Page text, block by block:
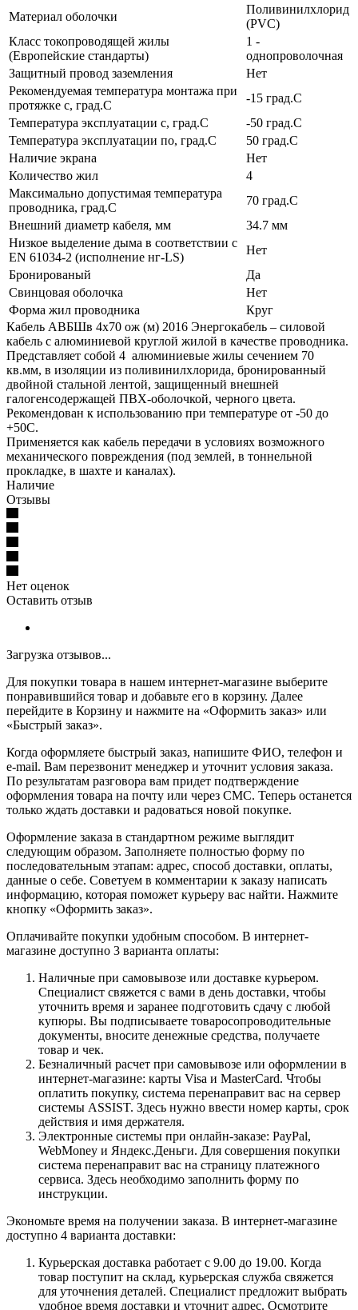
Материал оболочки
Поливинилхлорид
(PVC)
Класс токопроводящей жилы
(Европейские стандарты)
1 -
однопроволочная
Защитный провод заземления
Нет
Рекомендуемая температура монтажа при
протяжке с, град.C
-15 град.C
Температура эксплуатации с, град.C
-50 град.C
Температура эксплуатации по, град.C
50 град.C
Наличие экрана
Нет
Количество жил
4
Максимально допустимая температура
проводника, град.C
70 град.C
Внешний диаметр кабеля, мм
34.7 мм
Низкое выделение дыма в соответствии с
EN 61034-2 (исполнение нг-LS)
Нет
Бронированый
Да
Свинцовая оболочка
Нет
Форма жил проводника
Круг
Кабель АВБШв 4х70 ож (м) 2016 Энергокабель – силовой
кабель с алюминиевой круглой жилой в качестве проводника.
Представляет собой 4 алюминиевые жилы сечением 70
кв.мм, в изоляции из поливинилхлорида, бронированный
двойной стальной лентой, защищенный внешней
галогенсодержащей ПВХ-оболочкой, черного цвета.
Рекомендован к использованию при температуре от -50 до
+50С.
Применяется как кабель передачи в условиях возможного
механического повреждения (под землей, в тоннельной
прокладке, в шахте и каналах).
Наличие
Отзывы
Нет оценок
Оставить отзыв
Загрузка отзывов...
Для покупки товара в нашем интернет-магазине выберите
понравившийся товар и добавьте его в корзину. Далее
перейдите в Корзину и нажмите на «Оформить заказ» или
«Быстрый заказ».
Когда оформляете быстрый заказ, напишите ФИО, телефон и
e-mail. Вам перезвонит менеджер и уточнит условия заказа.
По результатам разговора вам придет подтверждение
оформления товара на почту или через СМС. Теперь останется
только ждать доставки и радоваться новой покупке.
Оформление заказа в стандартном режиме выглядит
следующим образом. Заполняете полностью форму по
последовательным этапам: адрес, способ доставки, оплаты,
данные о себе. Советуем в комментарии к заказу написать
информацию, которая поможет курьеру вас найти. Нажмите
кнопку «Оформить заказ».
Оплачивайте покупки удобным способом. В интернет-
магазине доступно 3 варианта оплаты:
Наличные при самовывозе или доставке курьером.
Специалист свяжется с вами в день доставки, чтобы
уточнить время и заранее подготовить сдачу с любой
купюры. Вы подписываете товаросопроводительные
документы, вносите денежные средства, получаете
товар и чек.
Безналичный расчет при самовывозе или оформлении в
интернет-магазине: карты Visa и MasterCard. Чтобы
оплатить покупку, система перенаправит вас на сервер
системы ASSIST. Здесь нужно ввести номер карты, срок
действия и имя держателя.
Электронные системы при онлайн-заказе: PayPal,
WebMoney и Яндекс.Деньги. Для совершения покупки
система перенаправит вас на страницу платежного
сервиса. Здесь необходимо заполнить форму по
инструкции.
Экономьте время на получении заказа. В интернет-магазине
доступно 4 варианта доставки:
Курьерская доставка работает с 9.00 до 19.00. Когда
товар поступит на склад, курьерская служба свяжется
для уточнения деталей. Специалист предложит выбрать
удобное время доставки и уточнит адрес. Осмотрите